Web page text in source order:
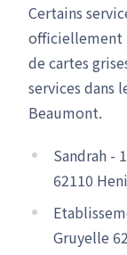
Certains
officiellement
de cartes
services dans
Beaumont.
Sandrah -
62110
Gruyelle